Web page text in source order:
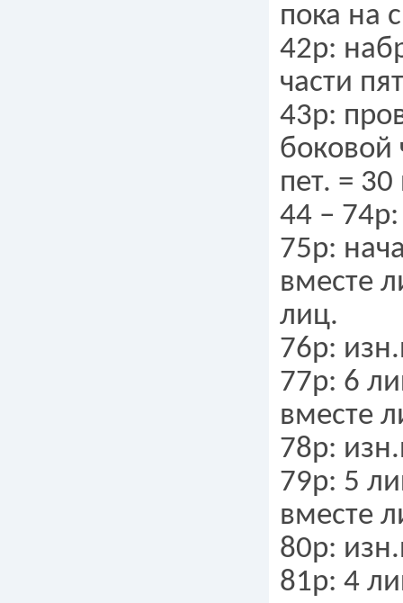
пока на
42р:
части
43р:
боковой
пет. = 30
44 –
75р:
вместе
лиц.
76р:
77р: 6
вместе
78р:
79р: 5
вместе
80р:
81р: 4